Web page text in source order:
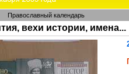
Православный календарь
вехи истории, имена...